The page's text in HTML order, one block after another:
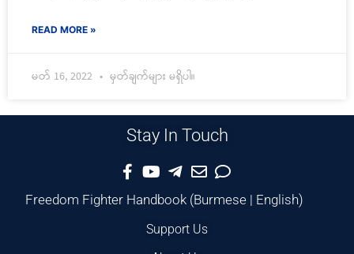
READ MORE »
မတ် 16, 2022 မှတ်ချက်များ မရှိပါ။
Stay In Touch
Freedom Fighter Handbook (Burmese | English)
Support Us